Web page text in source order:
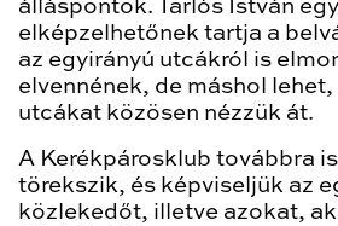
álláspontok. Tarlós István
elképzelhetőnek tartja a
az egyirányú utcákról is
elvennének, de máshol
utcákat közösen nézzük át.
A Kerékpárosklub továbbra
törekszik, és képviseljük az
közlekedőt, illetve azokat,